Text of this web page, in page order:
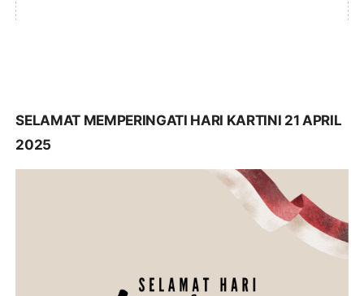
SELAMAT MEMPERINGATI HARI KARTINI 21 APRIL
2025